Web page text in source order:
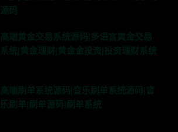
源码
高端黄金交易系统源码|多语言黄金交易
系统|黄金理财|黄金金投资|投资理财系统
高端刷单系统源码|音乐刷单系统源码|音
乐刷单|刷单源码|刷单系统